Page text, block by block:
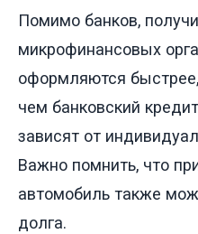
Помимо банков,
микрофинансовых
оформляются
чем банковский
зависят от
Важно помнить, что
автомобиль также
долга.